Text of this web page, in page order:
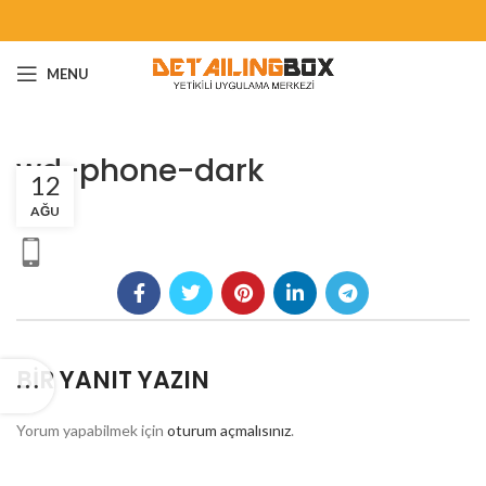
MENU
wd-phone-dark
12
AĞU
BIR YANIT YAZIN
Yorum yapabilmek için oturum açmalısınız.